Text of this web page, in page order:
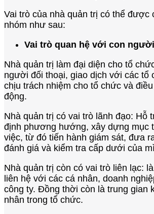
Vai trò của nhà quản trị có thể được
nhóm như sau:
Vai trò quan hệ với con người
Nhà quản trị làm đại diện cho tổ
người đối thoại, giao dịch với các tổ
chịu trách nhiệm cho tổ chức và
động.
Nhà quản trị có vai trò lãnh đạo: Hỗ
định phương hướng, xây dựng mục
việc, từ đó tiến hành giám sát, đưa
đánh giá và kiểm tra cấp dưới của
Nhà quản trị còn có vai trò liên lạc:
liên hệ với các cá nhân, doanh
công ty. Đồng thời còn là trung gian
nhân trong tổ chức.